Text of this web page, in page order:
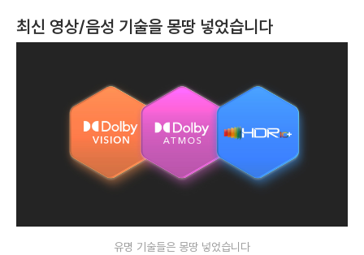
최신 영상/음성 기술을 몽땅 넣었습니다
유명 기술들은 몽땅 넣었습니다